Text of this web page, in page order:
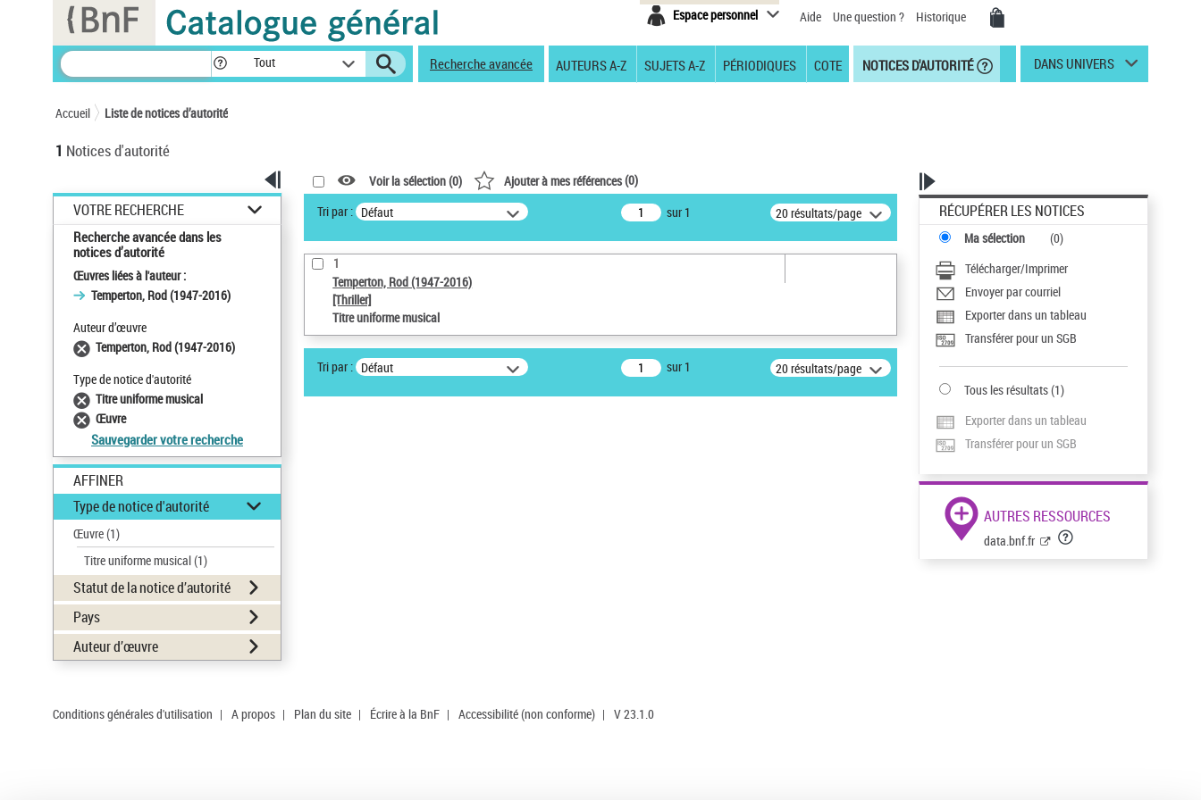
Espace personnel Aide Une question ? Historique
Tout Recherche avancée AUTEURS A-Z SUJETS A-Z PÉRIODIQUES COTE NOTICES D'AUTORITÉ DANS UNIVERS
Accueil Liste de notices d’autorité
1 Notices d'autorité
VOTRE RECHERCHE
Recherche avancée dans les
notices d’autorité
Œuvres liées à l'auteur :
Temperton, Rod (1947-2016)
Auteur d’œuvre
Temperton, Rod (1947-2016)
Type de notice d'autorité
Titre uniforme musical
Œuvre
Sauvegarder votre recherche
AFFINER
Type de notice d'autorité
Œuvre(1)
Titre uniforme musical(1)
Statut de la notice d’autorité
Pays
Auteur d’œuvre
Voir la sélection (0) Ajouter à mes références(0)
Tri par : Défaut sur 1 20 résultats/page
1
Temperton, Rod (1947-2016)
[Thriller]
Titre uniforme musical
Tri par : Défaut sur 1 20 résultats/page
RÉCUPÉRER LES NOTICES
Ma sélection (0)
Télécharger/Imprimer
Envoyer par courriel
Exporter dans un tableau
Transférer pour un SGB
Tous les résultats(1)
Exporter dans un tableau
Transférer pour un SGB
AUTRES RESSOURCES
data.bnf.fr
Conditions générales d'utilisation | A propos | Plan du site | Écrire à la BnF | Accessibilité (non conforme) | V 23.1.0
Panneau de gestion des cookies